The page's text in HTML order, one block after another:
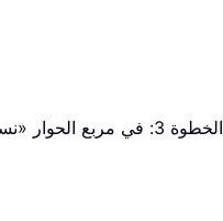
الخطوة 3: في مربع الحوار «نسخ العرض» الذي يظهر، أدخل اسمًا للعرض المخصص في حقل